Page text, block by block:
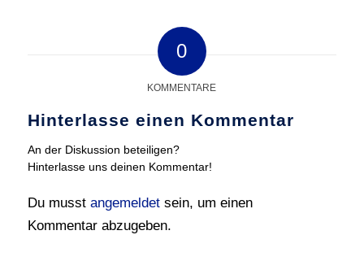
0
KOMMENTARE
Hinterlasse einen Kommentar
An der Diskussion beteiligen?
Hinterlasse uns deinen Kommentar!
Du musst angemeldetsein, um einen
Kommentar abzugeben.